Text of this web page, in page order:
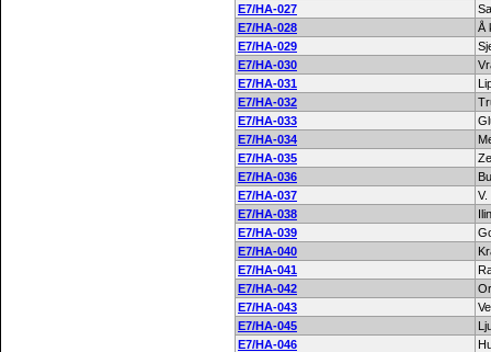
E7/HA-027
E7/HA-028
Å
E7/HA-029
E7/HA-030
E7/HA-031
E7/HA-032
E7/HA-033
E7/HA-034
E7/HA-035
E7/HA-036
E7/HA-037
V.
E7/HA-038
E7/HA-039
E7/HA-040
E7/HA-041
E7/HA-042
E7/HA-043
E7/HA-045
E7/HA-046